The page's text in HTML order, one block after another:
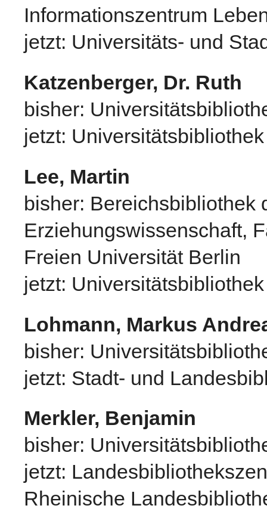
Informationszentrum
jetzt: Universitäts- und
Katzenberger, Dr. Ruth
bisher:
jetzt:
Lee, Martin
bisher: Bereichsbibliothek
Erziehungswissenschaft,
Freien Universität Berlin
jetzt:
Lohmann, Markus
bisher:
jetzt: Stadt- und
Merkler, Benjamin
bisher:
jetzt:
Rheinische